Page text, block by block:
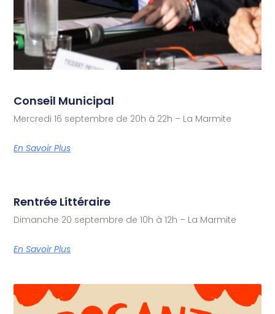
Conseil Municipal
Mercredi 16 septembre de 20h à 22h – La Marmite
En Savoir Plus
Rentrée Littéraire
Dimanche 20 septembre de 10h à 12h – La Marmite
En Savoir Plus